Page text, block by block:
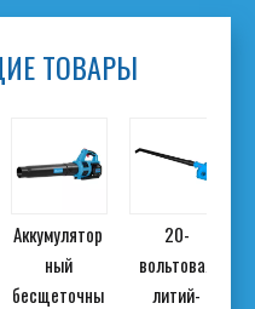
ТОВАРЫ
Аккумулятор
ный
бесщеточны
20-
вольтовая
литий-